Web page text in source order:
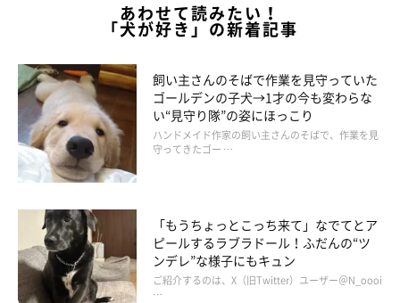
あわせて読みたい！
「犬が好き」の新着記事
飼い主さんのそばで作業を見守っていた
ゴールデンの子犬→1才の今も変わらな
い“見守り隊”の姿にほっこり
ハンドメイド作家の飼い主さんのそばで、作業を見
守ってきたゴー …
「もうちょっとこっち来て」なでてとア
ピールするラブラドール！ふだんの“ツ
ンデレ”な様子にもキュン
ご紹介するのは、X（旧Twitter）ユーザー＠N_oooi
…